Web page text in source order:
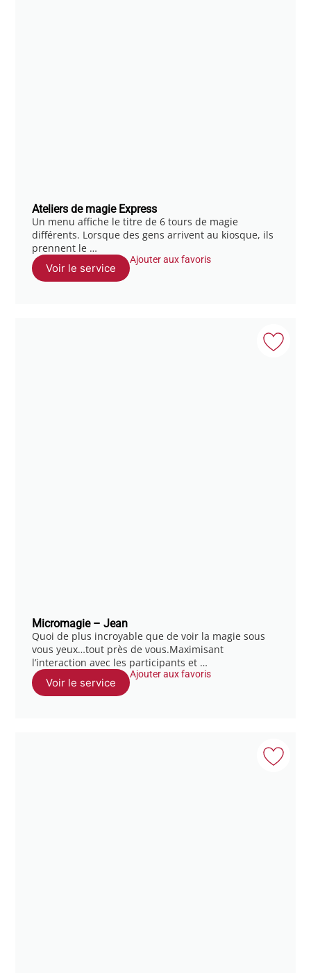
Ateliers de magie Express
Un menu affiche le titre de 6 tours de magie
différents. Lorsque des gens arrivent au kiosque, ils
prennent le …
Voir le service
Ajouter aux favoris
Micromagie – Jean
Quoi de plus incroyable que de voir la magie sous
vous yeux…tout près de vous.Maximisant
l’interaction avec les participants et …
Voir le service
Ajouter aux favoris